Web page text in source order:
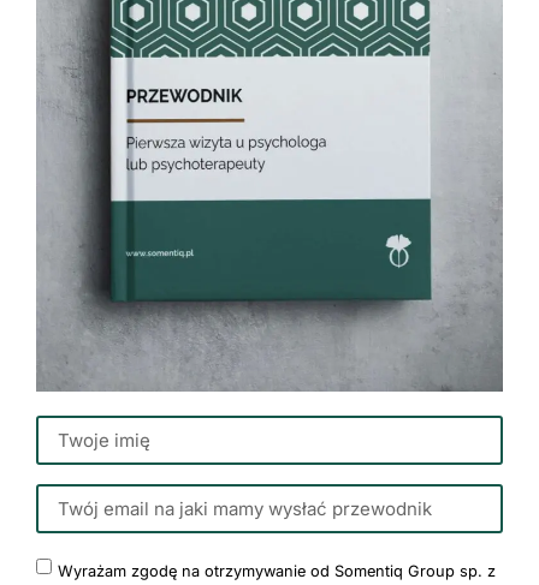
Wyrażam zgodę na otrzymywanie od Somentiq Group sp. z